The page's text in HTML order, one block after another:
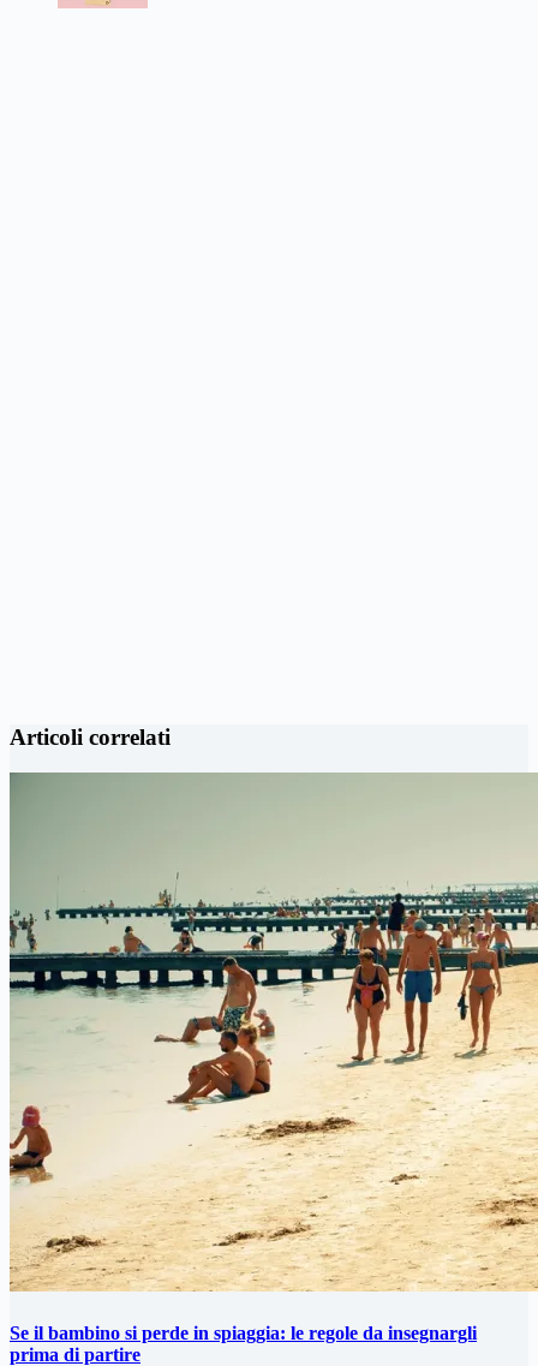
Articoli correlati
Se il bambino si perde in spiaggia: le regole da insegnargli
prima di partire